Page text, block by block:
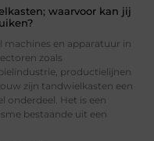
waarvoor kan jij
machines en apparatuur in
zoals
productielijnen
zijn tandwielkasten een
onderdeel. Het is een
bestaande uit een